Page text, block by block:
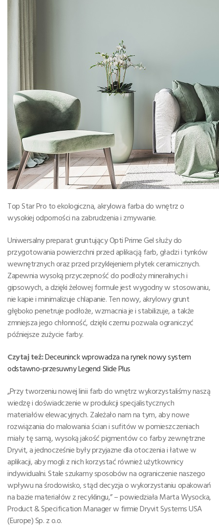
Top Star Pro to ekologiczna, akrylowa farba do wnętrz o
wysokiej odporności na zabrudzenia i zmywanie.
Uniwersalny preparat gruntujący Opti Prime Gel służy do
przygotowania powierzchni przed aplikacją farb, gładzi i tynków
wewnętrznych oraz przed przyklejeniem płytek ceramicznych.
Zapewnia wysoką przyczepność do podłoży mineralnych i
gipsowych, a dzięki żelowej formule jest wygodny w stosowaniu,
nie kapie i minimalizuje chlapanie. Ten nowy, akrylowy grunt
głęboko penetruje podłoże, wzmacnia je i stabilizuje, a także
zmniejsza jego chłonność, dzięki czemu pozwala ograniczyć
późniejsze zużycie farby.
Czytaj też:Deceuninck wprowadza na rynek nowy system
odstawno-przesuwny Legend Slide Plus
„Przy tworzeniu nowej linii farb do wnętrz wykorzystaliśmy naszą
wiedzę i doświadczenie w produkcji specjalistycznych
materiałów elewacyjnych. Zależało nam na tym, aby nowe
rozwiązania do malowania ścian i sufitów w pomieszczeniach
miały tę samą, wysoką jakość pigmentów co farby zewnętrzne
Dryvit, a jednocześnie były przyjazne dla otoczenia i łatwe w
aplikacji, aby mogli z nich korzystać również użytkownicy
indywidualni. Stale szukamy sposobów na ograniczenie naszego
wpływu na środowisko, stąd decyzja o wykorzystaniu opakowań
na bazie materiałów z recyklingu,” – powiedziała Marta Wysocka,
Product & Specification Manager w firmie Dryvit Systems USA
(Europe) Sp. z o.o.